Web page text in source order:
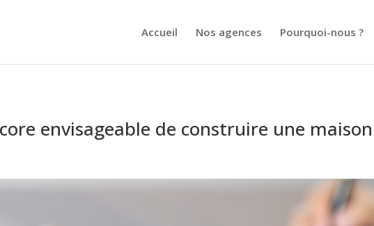
Accueil Nos agences Pourquoi-nous ?
envisageable de construire une maison